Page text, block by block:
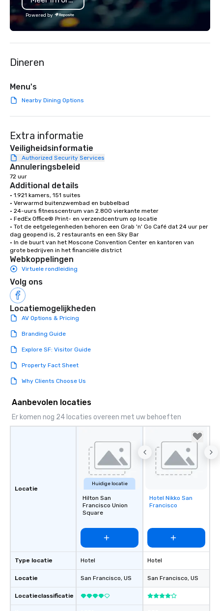
Powered by
Dineren
Menu's
Nearby Dining Options
Extra informatie
Veiligheidsinformatie
Authorized Security Services
Annuleringsbeleid
72 uur
Additional details
• 1.921 kamers, 151 suites
• Verwarmd buitenzwembad en bubbelbad
• 24-uurs fitnesscentrum van 2.800 vierkante meter
• FedEx Office® Print- en verzendcentrum op locatie
• Tot de eetgelegenheden behoren een Grab 'n' Go Café dat 24 uur per
dag geopend is, 2 restaurants en een Sky Bar
• In de buurt van het Moscone Convention Center en kantoren van
grote bedrijven in het financiële district
Webkoppelingen
Virtuele rondleiding
Volg ons
Locatiemogelijkheden
AV Options & Pricing
Branding Guide
Explore SF: Visitor Guide
Property Fact Sheet
Why Clients Choose Us
Aanbevolen locaties
Er komen nog 24 locaties overeen met uw behoeften
Locatie
Type locatie
Locatie
Locatieclassificatie
Huidige locatie
Hilton San
Francisco Union
Square
Hotel
San Francisco, US
Removed from
favorites
Hotel Nikko San
Francisco
Hotel
San Francisco, US